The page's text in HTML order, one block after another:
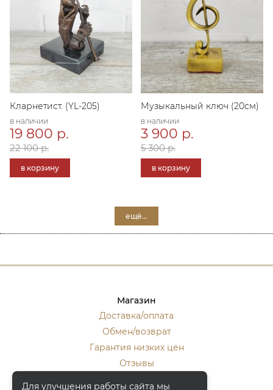
Кларнетист. (YL-205)
в наличии
19 800 р.
22 100 р.
в корзину
Музыкальный ключ (20см)
в наличии
3 900 р.
5 300 р.
в корзину
ещё...
Магазин
Доставка/оплата
Обмен/возврат
Гарантия низких цен
Отзывы
Для улучшения работы сайта мы